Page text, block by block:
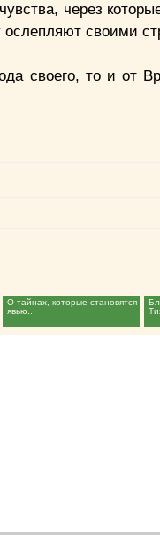
через
своими
своего, то и от
О тайнах, которые становятся
явью...